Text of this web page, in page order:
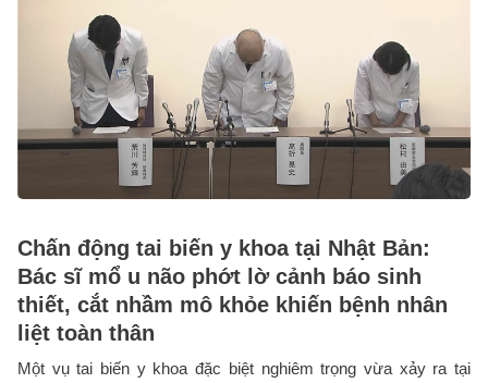
Chấn động tai biến y khoa tại Nhật Bản:
Bác sĩ mổ u não phớt lờ cảnh báo sinh
thiết, cắt nhầm mô khỏe khiến bệnh nhân
liệt toàn thân
Một vụ tai biến y khoa đặc biệt nghiêm trọng vừa xảy ra tại